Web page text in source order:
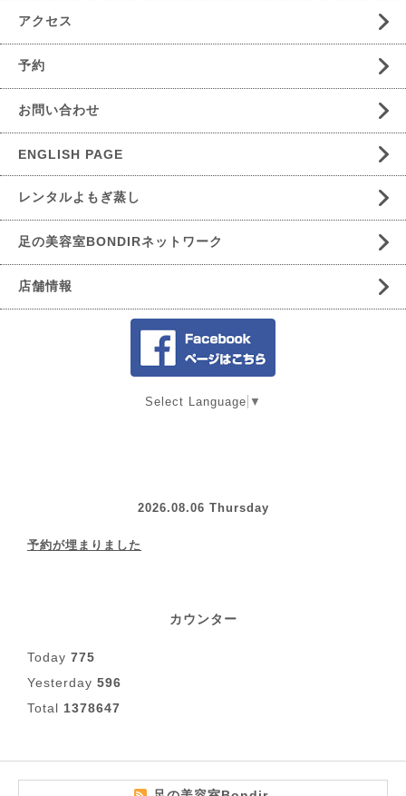
アクセス
予約
お問い合わせ
ENGLISH PAGE
レンタルよもぎ蒸し
足の美容室BONDIRネットワーク
店舗情報
Select Language ▼
2026.08.06 Thursday
予約が埋まりました
カウンター
Today 775
Yesterday 596
Total 1378647